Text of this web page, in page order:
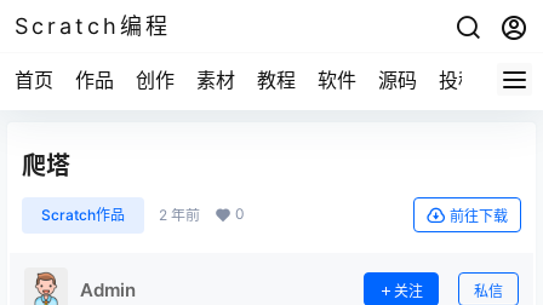
Scratch编程
首页 作品 创作 素材 教程 软件 源码 投稿 关于
爬塔
Scratch作品 2 年前 0 前往下载
Admin 关注 私信